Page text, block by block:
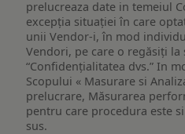
prelucreaza date in temeiul
excepția situației în care
unii Vendor-i, în mod
Vendori, pe care o regăsiți la
“Confidențialitatea dvs.” In
Scopului « Masurare si
prelucrare, Măsurarea
pentru care procedura este
sus.